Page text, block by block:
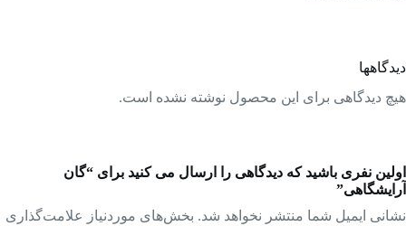
دیدگاهها
هیچ دیدگاهی برای این محصول نوشته نشده است.
اولین نفری باشید که دیدگاهی را ارسال می کنید برای “گان
آرایشگاهی”
نشانی ایمیل شما منتشر نخواهد شد. بخش‌های موردنیاز علامت‌گذاری